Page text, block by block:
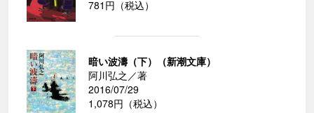
781円（税込）
暗い波濤（下）（新潮文庫）
阿川弘之／著
2016/07/29
1,078円（税込）